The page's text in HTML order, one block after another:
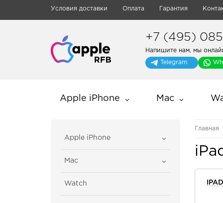
Условия доставки Оплата Гарантия
+7 (495) 085-
Напишите нам, мы
Telegram
Apple iPhone Mac
Apple iPhone
Mac
Watch
Главная